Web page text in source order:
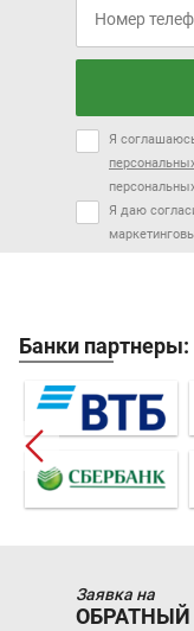
Я
Я даю
Банки партнеры:
Заявка на